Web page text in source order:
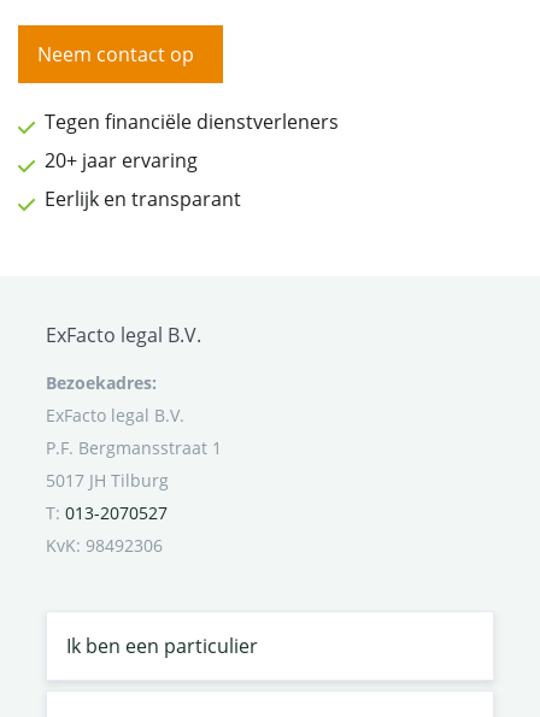
Neem contact op
Tegen financiële dienstverleners
20+ jaar ervaring
Eerlijk en transparant
ExFacto legal B.V.
Bezoekadres:
ExFacto legal B.V.
P.F. Bergmansstraat 1
5017 JH Tilburg
T: 013-2070527
KvK: 98492306
Ik ben een particulier